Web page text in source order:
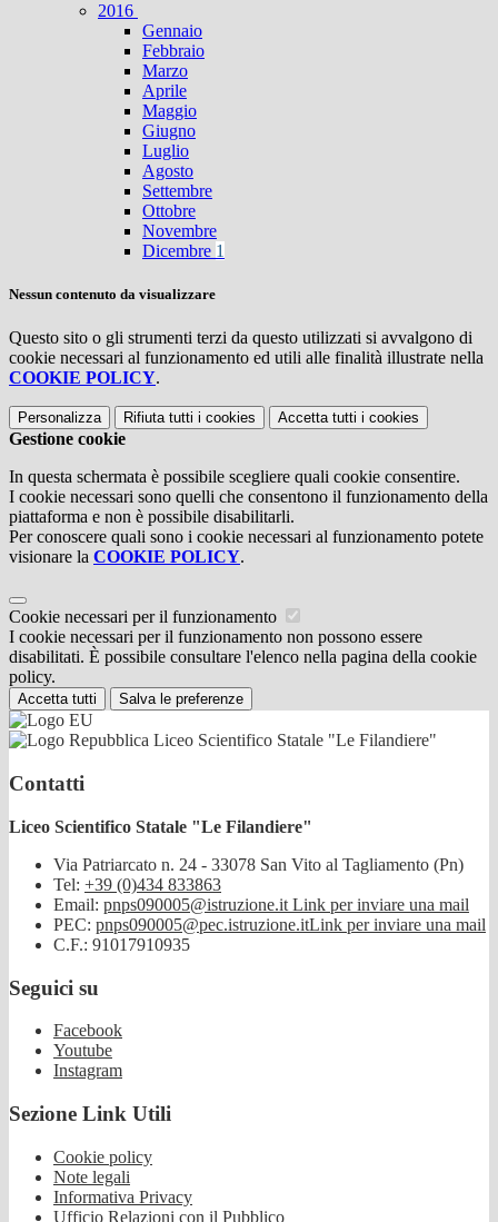
2016
Gennaio
Febbraio
Marzo
Aprile
Maggio
Giugno
Luglio
Agosto
Settembre
Ottobre
Novembre
Dicembre 1
Nessun contenuto da visualizzare
Questo sito o gli strumenti terzi da questo utilizzati si avvalgono di
cookie necessari al funzionamento ed utili alle finalità illustrate nella
COOKIE POLICY.
Personalizza Rifiuta tutti i cookies Accetta tutti i cookies
Gestione cookie
In questa schermata è possibile scegliere quali cookie consentire.
I cookie necessari sono quelli che consentono il funzionamento della
piattaforma e non è possibile disabilitarli.
Per conoscere quali sono i cookie necessari al funzionamento potete
visionare la COOKIE POLICY.
Cookie necessari per il funzionamento
I cookie necessari per il funzionamento non possono essere
disabilitati. È possibile consultare l'elenco nella pagina della cookie
policy.
Accetta tutti Salva le preferenze
Liceo Scientifico Statale "Le Filandiere"
Contatti
Liceo Scientifico Statale "Le Filandiere"
Via Patriarcato n. 24 - 33078 San Vito al Tagliamento (Pn)
Tel: +39 (0)434 833863
Email: pnps090005@istruzione.it Link per inviare una mail
PEC: pnps090005@pec.istruzione.itLink per inviare una mail
C.F.: 91017910935
Seguici su
Facebook
Youtube
Instagram
Sezione Link Utili
Cookie policy
Note legali
Informativa Privacy
Ufficio Relazioni con il Pubblico